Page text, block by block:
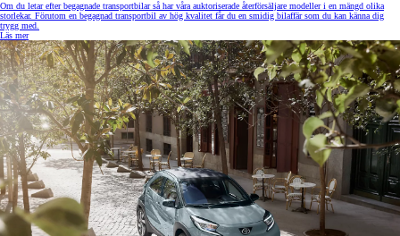
Om du letar efter begagnade transportbilar så har våra auktoriserade återförsäljare modeller i en mängd olika
storlekar. Förutom en begagnad transportbil av hög kvalitet får du en smidig bilaffär som du kan känna dig
trygg med.
Läs mer